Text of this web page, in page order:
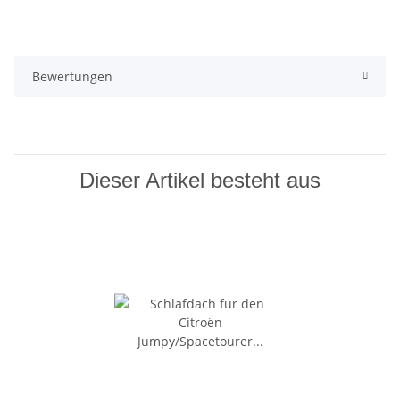
Bewertungen
Dieser Artikel besteht aus